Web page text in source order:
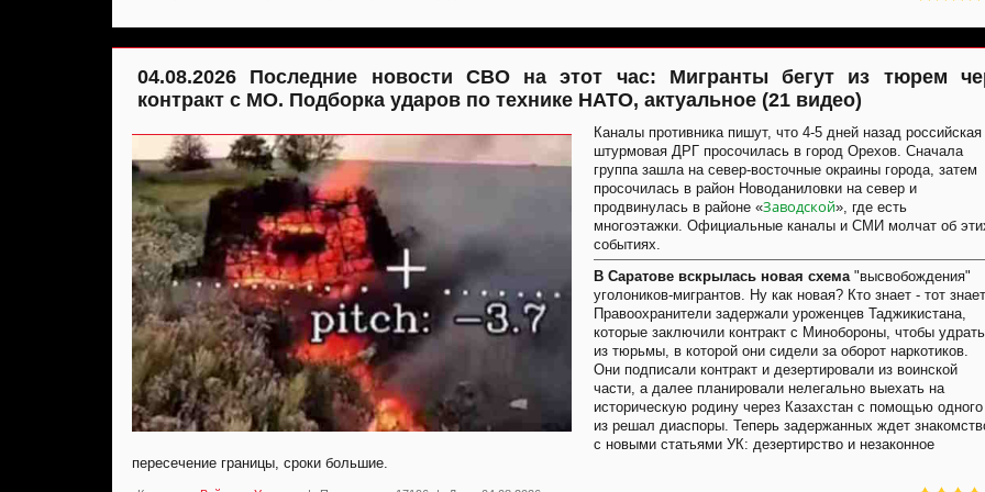
04.08.2026 Последние новости СВО на этот час: Мигранты бегут из тюрем
контракт с МО. Подборка ударов по технике НАТО, актуальное (21 видео)
Каналы противника пишут, что 4-5 дней назад российская
штурмовая ДРГ просочилась в город Орехов. Сначала
группа зашла на север-восточные окраины города, затем
просочилась в район Новоданиловки на север и
продвинулась в районе «Заводской», где есть
многоэтажки. Официальные каналы и СМИ молчат об
событиях.
В Саратове вскрылась новая схема "высвобождения"
уголоников-мигрантов. Ну как новая? Кто знает - тот знает.
Правоохранители задержали уроженцев Таджикистана,
которые заключили контракт с Минобороны, чтобы удрать
из тюрьмы, в которой они сидели за оборот наркотиков.
Они подписали контракт и дезертировали из воинской
части, а далее планировали нелегально выехать на
историческую родину через Казахстан с помощью одного
из решал диаспоры. Теперь задержанных ждет
с новыми статьями УК: дезертирство и незаконное
пересечение границы, сроки большие.